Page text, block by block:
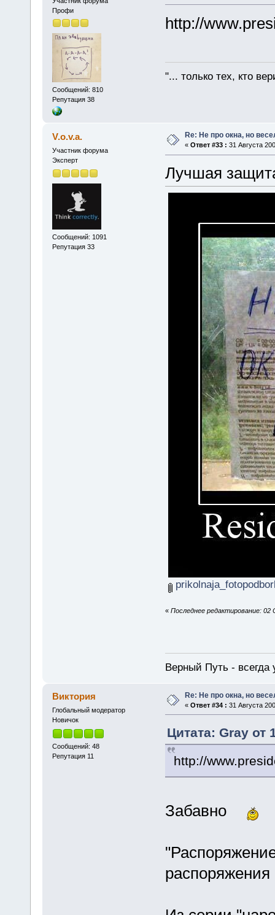
Профи
Сообщений: 810
Репутация 38
http://
"... только тех, кто
V.o.v.a.
Участник форума
Эксперт
Сообщений: 1091
Репутация 33
Re: Не про окна, но
« Ответ #33 : 31 Августа
Лучшая
« Последнее редактирование: 02
Верный Путь - всегда
Виктория
Глобальный модератор
Новичок
Сообщений: 48
Репутация 11
Re: Не про окна, но
« Ответ #34 : 31 Августа
Цитата: Gray от
http://
Забавно